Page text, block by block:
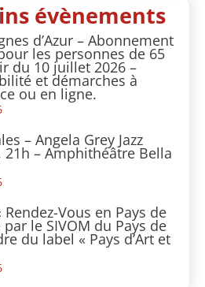
évènements
d’Azur – Abonnement
les personnes de 65
du 10 juillet 2026 –
et démarches à
ou en ligne.
– Angela Grey Jazz
– Amphithéâtre Bella
Vous en Pays de
le SIVOM du Pays de
du label « Pays d’Art et